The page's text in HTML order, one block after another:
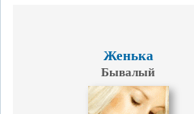
Женька
Бывалый